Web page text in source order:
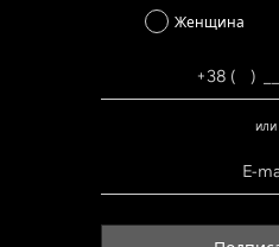
Женщина
или